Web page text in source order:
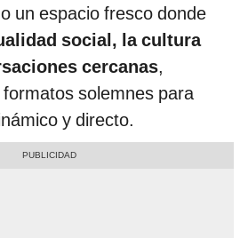
un espacio fresco donde
social, la cultura
cercanas,
solemnes para
y directo.